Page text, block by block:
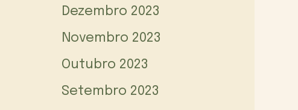
Dezembro 2023
Novembro 2023
Outubro 2023
Setembro 2023